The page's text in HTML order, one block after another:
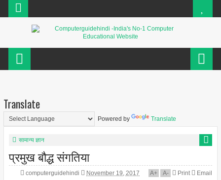
Translate
Powered by Translate
सामान्य ज्ञान
प्रमुख बौद्ध संगतिया
computerguidehindi November 19, 2017 A+ A- Print Email